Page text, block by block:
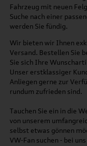
Fahrzeug mit neuen
Suche nach einer
werden Sie fündig.
Wir bieten wir Ihnen
Versand. Bestellen Sie
Sie sich Ihre
Unser erstklassiger
Anliegen gerne zur
rundum zufrieden sind.
Tauchen Sie ein in die
von unserem
selbst etwas gönnen
VW-Fan suchen - bei